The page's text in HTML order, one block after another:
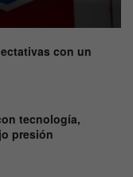
con un
tecnología,
presión